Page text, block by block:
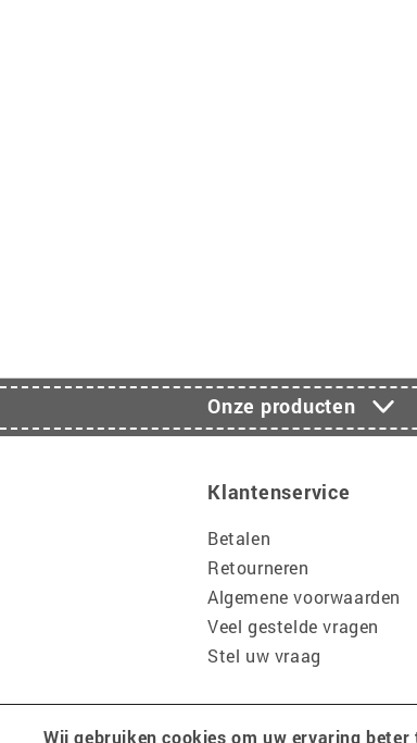
Wij gebruiken cookies om uw ervaring beter
Onze producten
Klantenservice
Betalen
Retourneren
Algemene voorwaarden
Veel gestelde vragen
Stel uw vraag